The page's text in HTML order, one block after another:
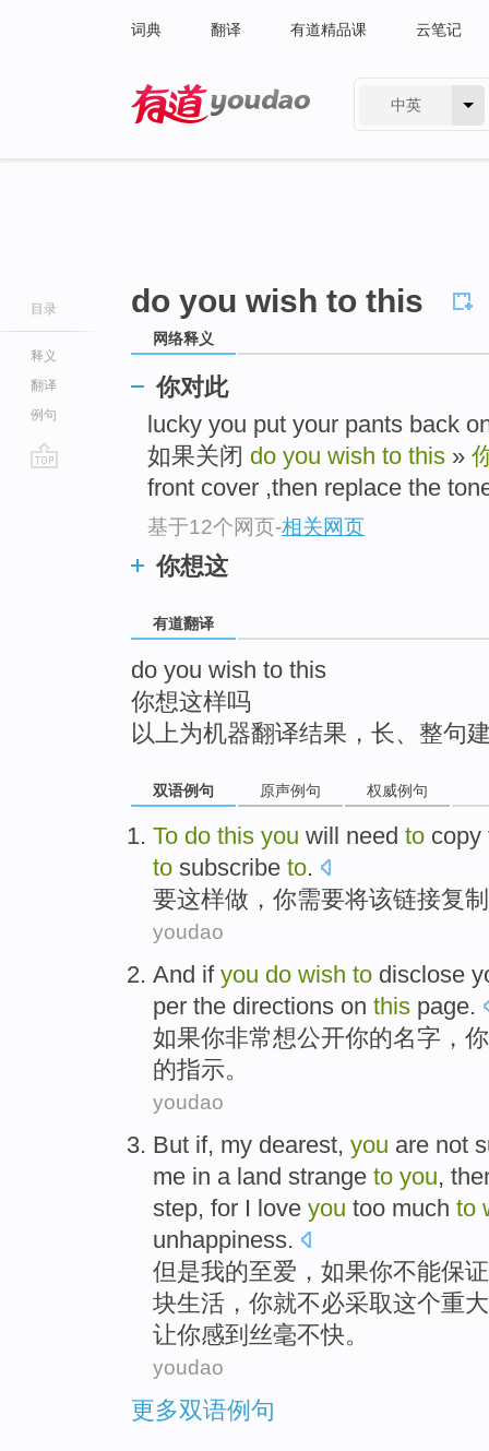
词典 翻译 有道精品课 云笔记
中英
目录
释义
翻译
例句
do you wish to this
网络释义
你对此
lucky you put your pants back
如果关闭 do you wish to this »
front cover ,then replace the
基于12个网页-相关网页
你想这
有道翻译
do you wish to this
你想这样吗
以上为机器翻译结果，长、整句
双语例句 原声例句 权威例句
To do this you will need to copy
to subscribe to.
要这样做 ， 你需要将该链接复制
youdao
And if you do wish to disclose
per the directions on this page.
如果你非常想公开你的名字 ，你
的指示。
youdao
But if, my dearest, you are not
me in a land strange to you,
step, for I love you too much to
unhappiness.
但是我的至爱 ， 如果你不能保证
块生活，你就不必采取这个重大
让你感到丝毫不快。
youdao
更多双语例句